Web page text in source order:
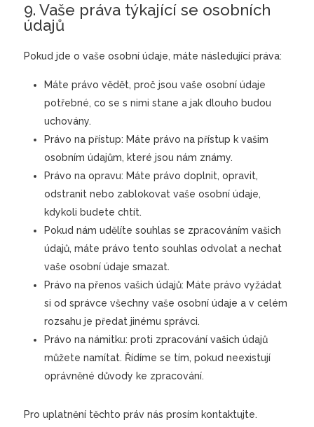
9. Vaše práva týkající se osobních
údajů
Pokud jde o vaše osobní údaje, máte následující práva:
Máte právo vědět, proč jsou vaše osobní údaje
potřebné, co se s nimi stane a jak dlouho budou
uchovány.
Právo na přístup: Máte právo na přístup k vašim
osobním údajům, které jsou nám známy.
Právo na opravu: Máte právo doplnit, opravit,
odstranit nebo zablokovat vaše osobní údaje,
kdykoli budete chtít.
Pokud nám udělíte souhlas se zpracováním vašich
údajů, máte právo tento souhlas odvolat a nechat
vaše osobní údaje smazat.
Právo na přenos vašich údajů: Máte právo vyžádat
si od správce všechny vaše osobní údaje a v celém
rozsahu je předat jinému správci.
Právo na námitku: proti zpracování vašich údajů
můžete namítat. Řídíme se tím, pokud neexistují
oprávněné důvody ke zpracování.
Pro uplatnění těchto práv nás prosím kontaktujte.